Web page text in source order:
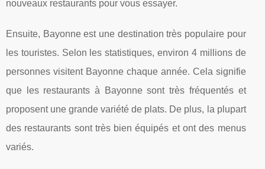
nouveaux restaurants pour vous essayer.
Ensuite, Bayonne est une destination très populaire pour
les touristes. Selon les statistiques, environ 4 millions de
personnes visitent Bayonne chaque année. Cela signifie
que les restaurants à Bayonne sont très fréquentés et
proposent une grande variété de plats. De plus, la plupart
des restaurants sont très bien équipés et ont des menus
variés.